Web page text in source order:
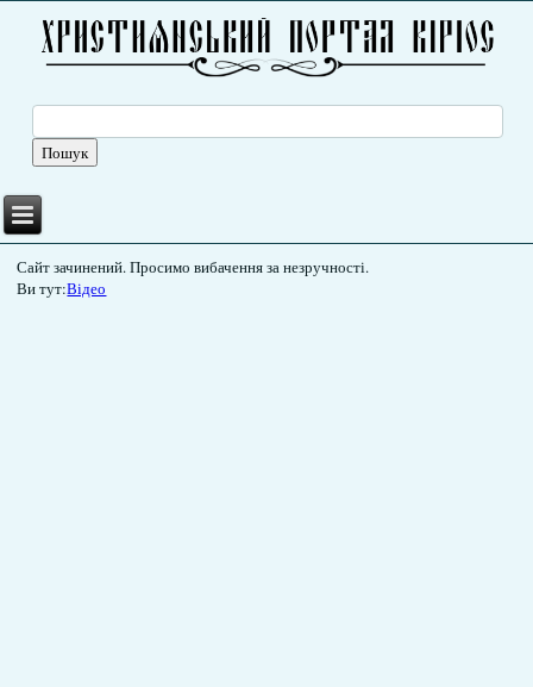
Сайт зачинений. Просимо вибачення за незручності.
Ви тут:Відео